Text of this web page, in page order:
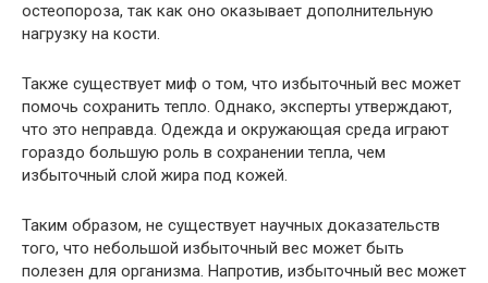
остеопороза, так как оно оказывает дополнительную
нагрузку на кости.
Также существует миф о том, что избыточный вес может
помочь сохранить тепло. Однако, эксперты утверждают,
что это неправда. Одежда и окружающая среда играют
гораздо большую роль в сохранении тепла, чем
избыточный слой жира под кожей.
Таким образом, не существует научных доказательств
того, что небольшой избыточный вес может быть
полезен для организма. Напротив, избыточный вес может